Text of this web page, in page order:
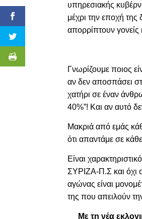
υπηρεσιακής
μέχρι την εποχή
απορρίπτουν γονείς
Γνωρίζουμε ποιος
αν δεν αποσπάσει
χατήρι σε έναν
40%”! Και αν αυτό δεν
Μακριά από εμάς
ότι απαντάμε σε
Είναι
ΣΥΡΙΖΑ-Π.Σ και όχι
αγώνας είναι
της που απειλούν
Με τη νέα